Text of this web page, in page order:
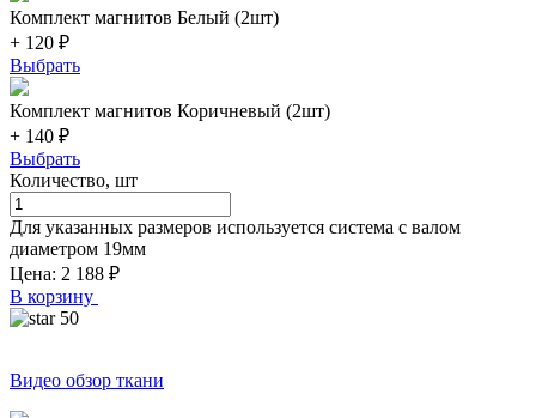
Комплект магнитов Белый (2шт)
+ 120 ₽
Выбрать
Комплект магнитов Коричневый (2шт)
+ 140 ₽
Выбрать
Количество, шт
Для указанных размеров используется система с валом
диаметром 19мм
Цена: 2 188 ₽
В корзину
50
Видео обзор ткани